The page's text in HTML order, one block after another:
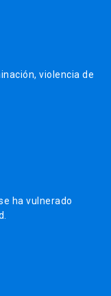
violencia de
ha vulnerado